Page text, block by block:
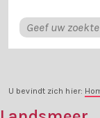
U bevindt zich hier: